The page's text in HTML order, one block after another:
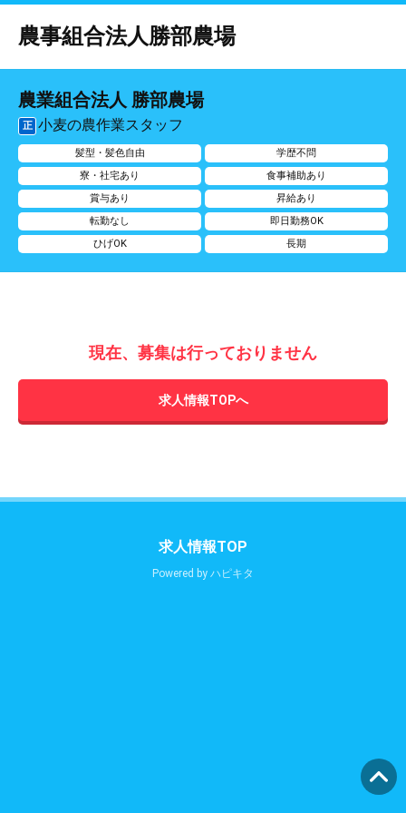
農事組合法人勝部農場
農業組合法人 勝部農場
正 小麦の農作業スタッフ
髪型・髪色自由
学歴不問
寮・社宅あり
食事補助あり
賞与あり
昇給あり
転勤なし
即日勤務OK
ひげOK
長期
現在、募集は行っておりません
求人情報TOPへ
求人情報TOP
Powered by ハピキタ